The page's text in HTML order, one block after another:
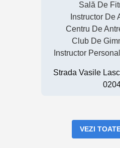
Sală De
Instructor De
Centru De
Club De
Instructor
Strada Vasile
VEZI